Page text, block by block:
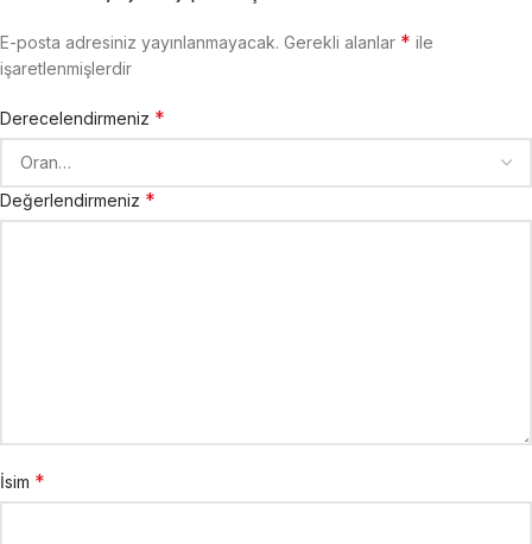
E-posta adresiniz yayınlanmayacak. Gerekli alanlar * ile
işaretlenmişlerdir
Derecelendirmeniz *
Değerlendirmeniz *
İsim *